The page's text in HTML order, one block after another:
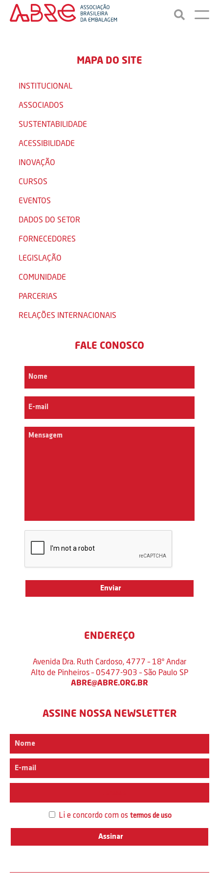
MAPA DO SITE
INSTITUCIONAL
ASSOCIADOS
SUSTENTABILIDADE
ACESSIBILIDADE
INOVAÇÃO
CURSOS
EVENTOS
DADOS DO SETOR
FORNECEDORES
LEGISLAÇÃO
COMUNIDADE
PARCERIAS
RELAÇÕES INTERNACIONAIS
FALE CONOSCO
ENDEREÇO
Avenida Dra. Ruth Cardoso, 4777 – 18º Andar
Alto de Pinheiros – 05477-903 – São Paulo SP
ABRE@ABRE.ORG.BR
ASSINE NOSSA NEWSLETTER
Li e concordo com os termos de uso